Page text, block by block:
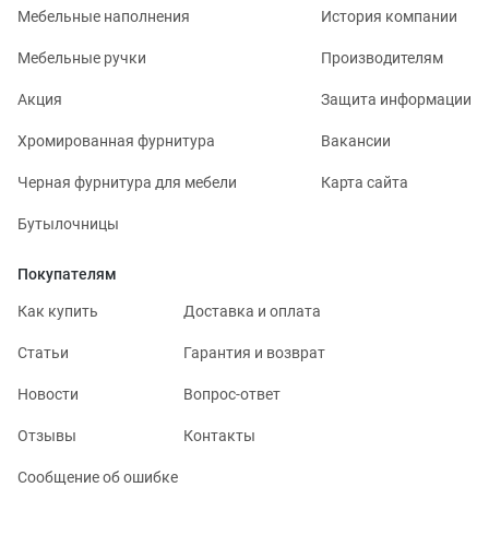
Мебельные наполнения
Мебельные ручки
Акция
Хромированная фурнитура
Черная фурнитура для мебели
Бутылочницы
История компании
Производителям
Защита информации
Вакансии
Карта сайта
Покупателям
Как купить Доставка и оплата
Статьи Гарантия и возврат
Новости Вопрос-ответ
Отзывы Контакты
Сообщение об ошибке